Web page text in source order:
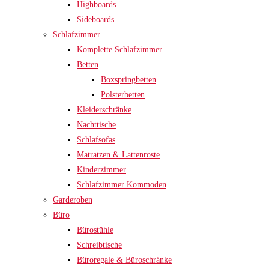
Highboards
Sideboards
Schlafzimmer
Komplette Schlafzimmer
Betten
Boxspringbetten
Polsterbetten
Kleiderschränke
Nachttische
Schlafsofas
Matratzen & Lattenroste
Kinderzimmer
Schlafzimmer Kommoden
Garderoben
Büro
Bürostühle
Schreibtische
Büroregale & Büroschränke